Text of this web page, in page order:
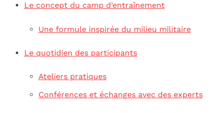
Le concept du camp d’entraînement
Une formule inspirée du milieu militaire
Le quotidien des participants
Ateliers pratiques
Conférences et échanges avec des experts